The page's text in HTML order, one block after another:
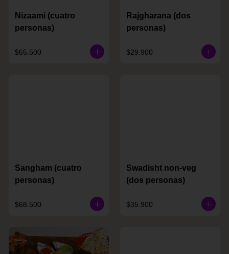
Nizaami (cuatro
personas)
$65.500
Rajgharana (dos
personas)
$29.900
Sangham (cuatro
personas)
$68.500
Swadisht non-veg
(dos personas)
$35.900